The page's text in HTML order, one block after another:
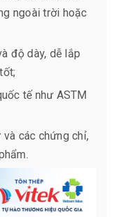
ngoài trời hoặc
độ dày, dễ lắp
tế như ASTM
các chứng chỉ,